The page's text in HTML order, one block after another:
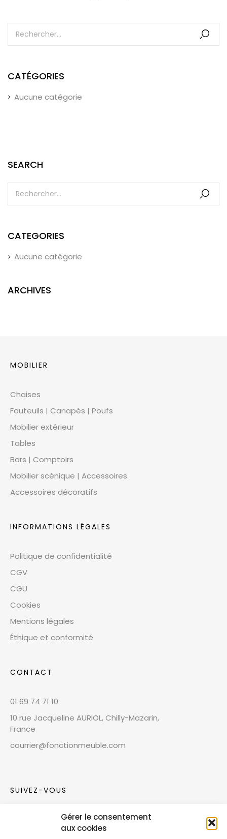
Gérer le consentement
aux cookies
CATÉGORIES
Aucune catégorie
SEARCH
CATEGORIES
Aucune catégorie
ARCHIVES
MOBILIER
Chaises
Fauteuils | Canapés | Poufs
Mobilier extérieur
Tables
Bars | Comptoirs
Mobilier scénique | Accessoires
Accessoires décoratifs
INFORMATIONS LÉGALES
Politique de confidentialité
CGV
CGU
Cookies
Mentions légales
Éthique et conformité
CONTACT
01 69 74 71 10
10 rue Jacqueline AURIOL, Chilly-Mazarin,
France
courrier@fonctionmeuble.com
SUIVEZ-VOUS
Rejoignez notre communauté sur les réseaux